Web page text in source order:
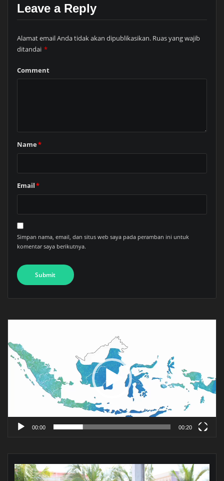
Leave a Reply
Alamat email Anda tidak akan dipublikasikan. Ruas yang wajib
ditandai *
Comment
Name*
Email*
Simpan nama, email, dan situs web saya pada peramban ini untuk
komentar saya berikutnya.
00:00 00:20